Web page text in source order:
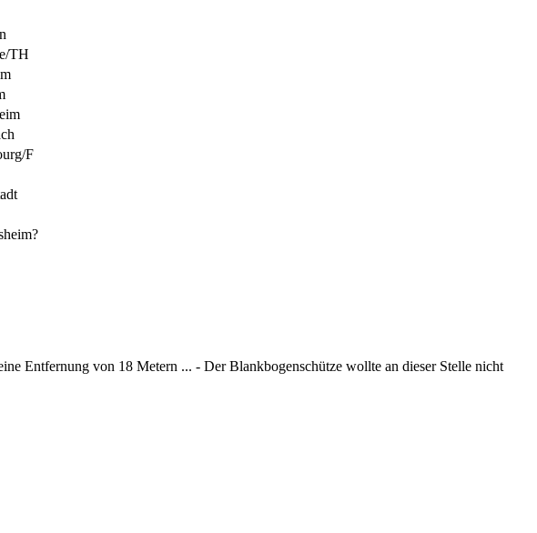
TH
F
Entfernung von 18 Metern ... - Der Blankbogenschütze wollte an dieser Stelle nicht